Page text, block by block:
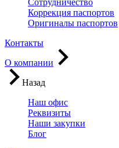
Сотрудничество
Коррекция паспортов
Оригиналы паспортов
Контакты
О компании
Назад
Наш офис
Реквизиты
Наши закупки
Блог